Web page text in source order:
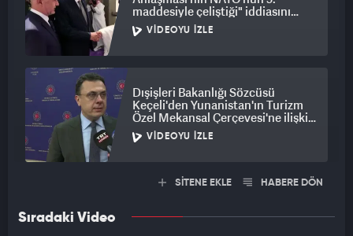
maddesiyle çeliştiği" iddiasını
yalanladı
VIDEOYU İZLE
Dışişleri Bakanlığı Sözcüsü
Keçeli'den Yunanistan'ın Turizm
Özel Mekansal Çerçevesi'ne ilişkin
açıklama
VIDEOYU İZLE
SİTENE EKLE HABERE DÖN
Sıradaki Video